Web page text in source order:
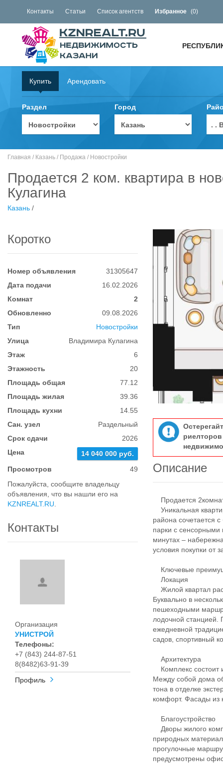
Контакты Статьи Список агентств Избранное (0)
Купить Арендовать
Раздел Город
. .
Главная / Казань / Продажа / Новостройки
Продается 2 ком. квартира в
Кулагина
Казань /
Коротко
Номер объявления
31305647
Дата подачи
16.02.2026
Комнат
2
Обновленно
09.08.2026
Тип
Новостройки
Улица
Владимира Кулагина
Этаж
6
Этажность
20
Площадь общая
77.12
Площадь жилая
39.36
Площадь кухни
14.55
Сан. узел
Раздельный
Срок сдачи
2026
Цена
14 040 000 руб.
Просмотров
49
Пожалуйста, сообщите владельцу
объявления, что вы нашли его на
KZNREALT.RU
Контакты
Организация
УНИСТРОЙ
Телефоны:
+7 (843) 244-87-51
8(8482)63-91-39
Профиль
Описание
Продается
Уникальная
района сочетается
парки с
минутах –
условия покупки от
Ключевые
Локация
Жилой квартал
Буквально в
пешеходными
лодочной станцией.
ежедневной
садов, спортивный
Архитектура
Комплекс состоит
Между собой дома
тона в отделке
комфорт. Фасады из
Благоустройство
Дворы жилого
природных
прогулочные
предусмотрены